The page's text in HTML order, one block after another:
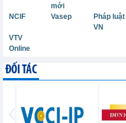
mới
NCIF
Vasep
Pháp luật
VN
VTV
Online
ĐỐI TÁC